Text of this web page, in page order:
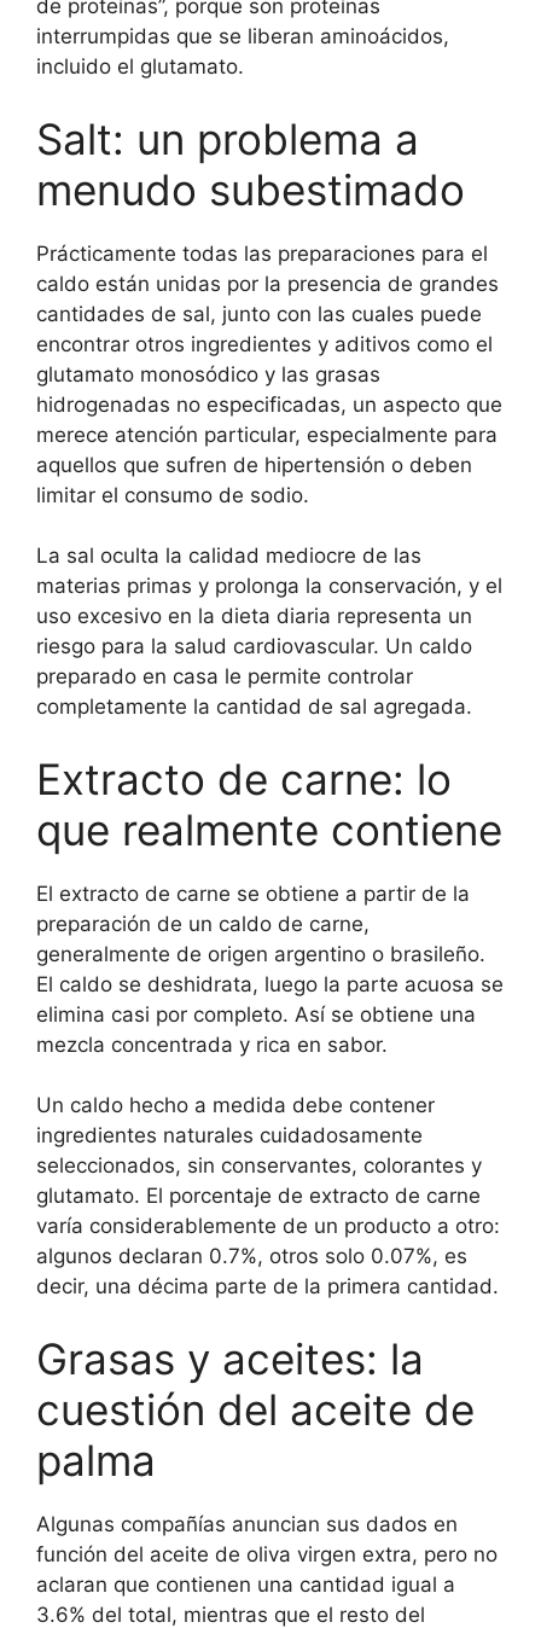
de proteínas”, porque son proteínas
interrumpidas que se liberan aminoácidos,
incluido el glutamato.
Salt: un problema a
menudo subestimado
Prácticamente todas las preparaciones para el
caldo están unidas por la presencia de grandes
cantidades de sal, junto con las cuales puede
encontrar otros ingredientes y aditivos como el
glutamato monosódico y las grasas
hidrogenadas no especificadas, un aspecto que
merece atención particular, especialmente para
aquellos que sufren de hipertensión o deben
limitar el consumo de sodio.
La sal oculta la calidad mediocre de las
materias primas y prolonga la conservación, y el
uso excesivo en la dieta diaria representa un
riesgo para la salud cardiovascular. Un caldo
preparado en casa le permite controlar
completamente la cantidad de sal agregada.
Extracto de carne: lo
que realmente contiene
El extracto de carne se obtiene a partir de la
preparación de un caldo de carne,
generalmente de origen argentino o brasileño.
El caldo se deshidrata, luego la parte acuosa se
elimina casi por completo. Así se obtiene una
mezcla concentrada y rica en sabor.
Un caldo hecho a medida debe contener
ingredientes naturales cuidadosamente
seleccionados, sin conservantes, colorantes y
glutamato. El porcentaje de extracto de carne
varía considerablemente de un producto a otro:
algunos declaran 0.7%, otros solo 0.07%, es
decir, una décima parte de la primera cantidad.
Grasas y aceites: la
cuestión del aceite de
palma
Algunas compañías anuncian sus dados en
función del aceite de oliva virgen extra, pero no
aclaran que contienen una cantidad igual a
3.6% del total, mientras que el resto del